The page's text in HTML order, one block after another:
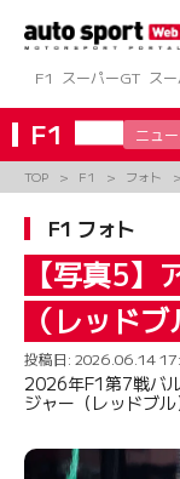
ツ
へ
ス
キ
ッ
F1 スーパーGT ス
F1 ニュ
TOP F1 フォト
F1 フォト
【写真5
（レッドブ
投稿日: 2026.06.14
2026年F1第7戦バ
ジャー（レッドブル